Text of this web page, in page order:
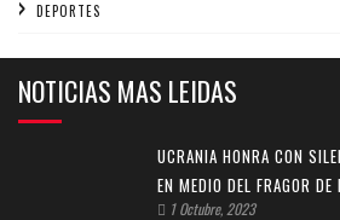
DEPORTES
NOTICIAS MAS LEIDAS
UCRANIA HONRA CON
EN MEDIO DEL FRAGOR DE
1 Octubre, 2023